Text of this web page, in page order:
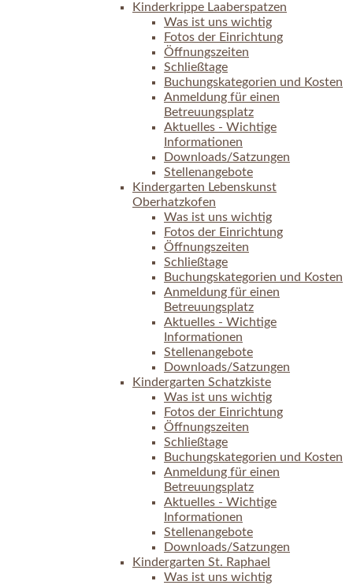
Kinderkrippe Laaberspatzen
Was ist uns wichtig
Fotos der Einrichtung
Öffnungszeiten
Schließtage
Buchungskategorien und Kosten
Anmeldung für einen
Betreuungsplatz
Aktuelles - Wichtige
Informationen
Downloads/Satzungen
Stellenangebote
Kindergarten Lebenskunst
Oberhatzkofen
Was ist uns wichtig
Fotos der Einrichtung
Öffnungszeiten
Schließtage
Buchungskategorien und Kosten
Anmeldung für einen
Betreuungsplatz
Aktuelles - Wichtige
Informationen
Stellenangebote
Downloads/Satzungen
Kindergarten Schatzkiste
Was ist uns wichtig
Fotos der Einrichtung
Öffnungszeiten
Schließtage
Buchungskategorien und Kosten
Anmeldung für einen
Betreuungsplatz
Aktuelles - Wichtige
Informationen
Stellenangebote
Downloads/Satzungen
Kindergarten St. Raphael
Was ist uns wichtig